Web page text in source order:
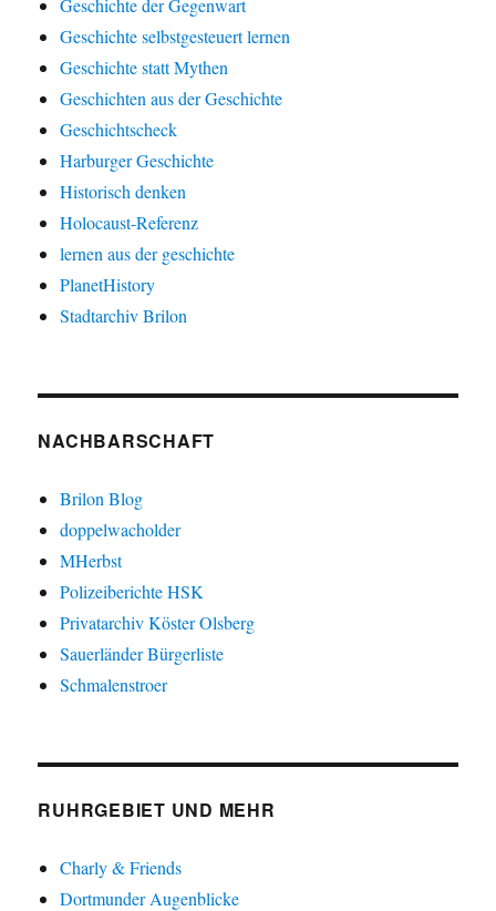
Geschichte der Gegenwart
Geschichte selbstgesteuert lernen
Geschichte statt Mythen
Geschichten aus der Geschichte
Geschichtscheck
Harburger Geschichte
Historisch denken
Holocaust-Referenz
lernen aus der geschichte
PlanetHistory
Stadtarchiv Brilon
NACHBARSCHAFT
Brilon Blog
doppelwacholder
MHerbst
Polizeiberichte HSK
Privatarchiv Köster Olsberg
Sauerländer Bürgerliste
Schmalenstroer
RUHRGEBIET UND MEHR
Charly & Friends
Dortmunder Augenblicke